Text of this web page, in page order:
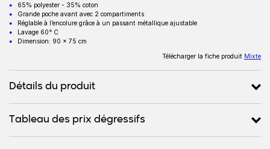
65% polyester - 35% coton
Grande poche avant avec 2 compartiments
Réglable à l’encolure grâce à un passant métallique ajustable
Lavage 60° C
Dimension: 90 x 75 cm
Télécharger la fiche produit Mixte
Détails du produit
Tableau des prix dégressifs